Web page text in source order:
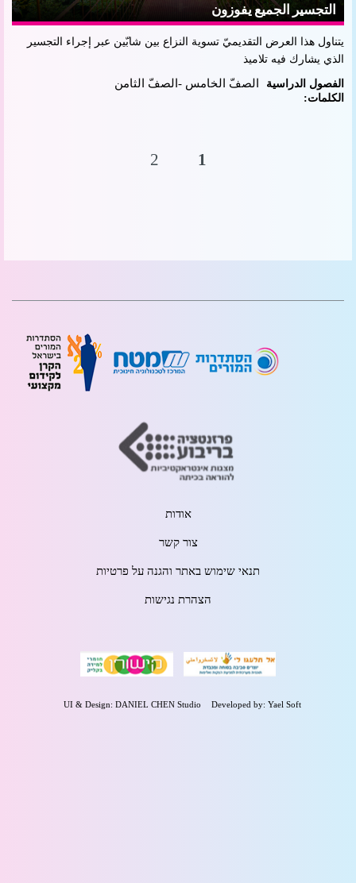
التجسير الجميع يفوزون
يتناول هذا العرض التقديميّ تسوية النزاع بين شابّين عبر إجراء التجسير
الذي يشارك فيه تلاميذ
الفصول الدراسية الصفّ الخامس -الصفّ الثامن
الكلمات:
1
2
אודות
צור קשר
תנאי שימוש באתר והגנה על פרטיות
הצהרת נגישות
Developed by: Yael Soft
UI & Design: DANIEL CHEN Studio